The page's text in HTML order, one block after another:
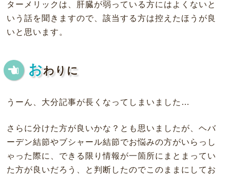
ターメリックは、肝臓が弱っている方にはよくないと
いう話を聞きますので、該当する方は控えたほうが良
いと思います。
おわりに
うーん、大分記事が長くなってしまいました…
さらに分けた方が良いかな？とも思いましたが、ヘバ
ーデン結節やブシャール結節でお悩みの方がいらっし
ゃった際に、できる限り情報が一箇所にまとまってい
た方が良いだろう、と判断したのでこのままにしてお